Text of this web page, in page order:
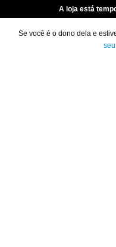
A loja está
Se você é o dono dela e